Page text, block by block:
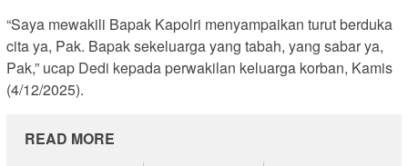
“Saya mewakili Bapak Kapolri menyampaikan turut berduka
cita ya, Pak. Bapak sekeluarga yang tabah, yang sabar ya,
Pak,” ucap Dedi kepada perwakilan keluarga korban, Kamis
(4/12/2025).
READ MORE